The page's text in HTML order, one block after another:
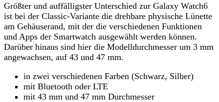
Größter und auffälligster Unterschied zur Galaxy Watch6
ist bei der Classic-Variante die drehbare physische Lünette
am Gehäuserand, mit der die verschiedenen Funktionen
und Apps der Smartwatch ausgewählt werden können.
Darüber hinaus sind hier die Modelldurchmesser um 3 mm
angewachsen, auf 43 und 47 mm.
in zwei verschiedenen Farben (Schwarz, Silber)
mit Bluetooth oder LTE
mit 43 mm und 47 mm Durchmesser